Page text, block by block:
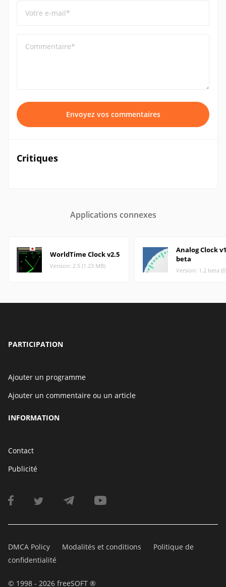
Votre e-mail*
Commentaire*
Envoyez vos commentaires
Critiques
Applications connexes
WorldTime Clock v2.5
Version: 2.5 (1.23 MB)
Analog Clock
beta
Version: 1.2 beta
PARTICIPATION
Ajouter un programme
Ajouter un commentaire ou un article
INFORMATION
Contact
Publicité
DMCA Policy Modalités et conditions
Politique de
confidentialité
© 1998 - 2026 freeSOFT ®